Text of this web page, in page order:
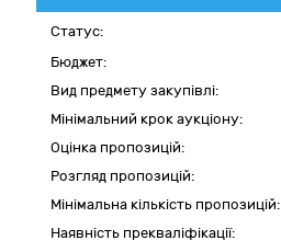
Статус:
Бюджет:
Вид предмету закупівлі:
Мінімальний крок аукціону:
Оцінка пропозицій:
Розгляд пропозицій:
Мінімальна кількість пропозицій:
Наявність прекваліфікації: